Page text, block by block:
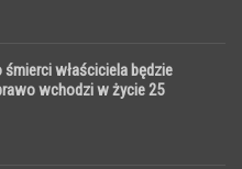
właściciela będzie
wchodzi w życie 25